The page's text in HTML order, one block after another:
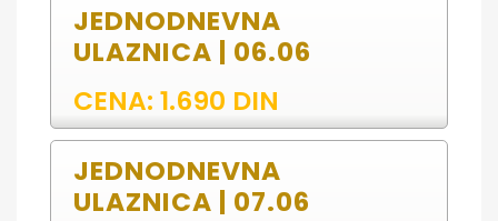
JEDNODNEVNA
ULAZNICA | 06.06
CENA: 1.690 DIN
JEDNODNEVNA
ULAZNICA | 07.06